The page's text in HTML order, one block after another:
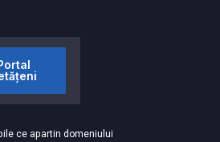
ce apartin domeniului